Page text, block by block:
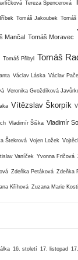
Tereza Spencerová
Tomáš Jakoubek
Mančal Tomáš Moravec
Tomáš Přibyl Tomáš
Václav Láska Václav
Veronika Gvoždíková
Vítězslav Škorpík
Vladimír Šiška Vladimír
Štekrová Vojen Ložek
Vaníček Yvonna Fričová
Zdeňka Petáková Zdeňka
Kříhová Zuzana Marie
16. století 17. listopad